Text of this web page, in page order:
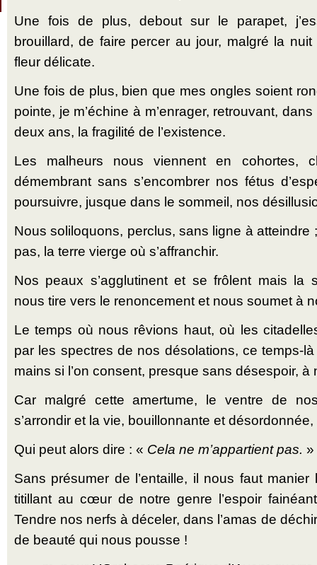
Une fois de plus, debout sur le parapet,
brouillard, de faire percer au jour, malgré la
fleur délicate.
Une fois de plus, bien que mes ongles soient
pointe, je m’échine à m’enrager, retrouvant,
deux ans, la fragilité de l’existence.
Les malheurs nous viennent en cohortes,
démembrant sans s’encombrer nos fétus
poursuivre, jusque dans le sommeil, nos
Nous soliloquons, perclus, sans ligne à atteindre
pas, la terre vierge où s’affranchir.
Nos peaux s’agglutinent et se frôlent mais la
nous tire vers le renoncement et nous soumet à
Le temps où nous rêvions haut, où les
par les spectres de nos désolations, ce temps-
mains si l’on consent, presque sans désespoir, à
Car malgré cette amertume, le ventre de
s’arrondir et la vie, bouillonnante et
Qui peut alors dire : « Cela ne m’appartient pas. »
Sans présumer de l’entaille, il nous faut manier
titillant au cœur de notre genre l’espoir
Tendre nos nerfs à déceler, dans l’amas de
de beauté qui nous pousse !